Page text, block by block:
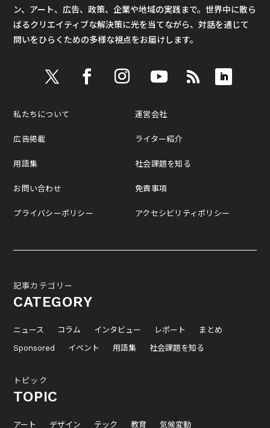
ン、アート、広告、政策、企業や地域の実践まで。世界中に散ら
ばるクリエイティブな解決策に光を当てながら、対話を通じて
問いをひらくための多様な視点をお届けします。
私たちについて
広告掲載
用語集
お問い合わせ
プライバシーポリシー
運営会社
ライター紹介
社会課題を知る
免責事項
アクセシビリティポリシー
記事カテゴリー
CATEGORY
ニュース コラム インタビュー レポート
まとめ
Sponsored
イベント 用語集 社会課題を知る
トピック
TOPIC
アート デザイン テック 教育 気候変動